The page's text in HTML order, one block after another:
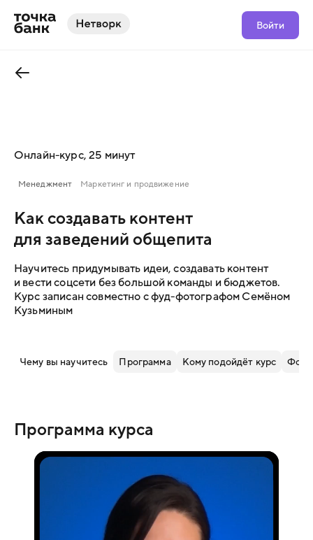
Войти
Онлайн-курс, 25 минут
Менеджмент Маркетинг и продвижение
Как создавать контент
для заведений общепита
Научитесь придумывать идеи, создавать контент
и вести соцсети без большой команды и бюджетов.
Курс записан совместно с фуд-фотографом Семёном
Кузьминым
Чему вы научитесь Программа Кому подойдёт курс
Программа курса